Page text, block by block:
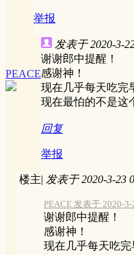
举报
PEACE
发表于 2020-3-
谢谢郎中提醒！
感谢神！
现在几乎每天吃完
现在最怕的不是这
回复
举报
楼主| 发表于 2020-3-23
PEACE 发表于 2020-3-
谢谢郎中提醒！
感谢神！
现在几乎每天吃完